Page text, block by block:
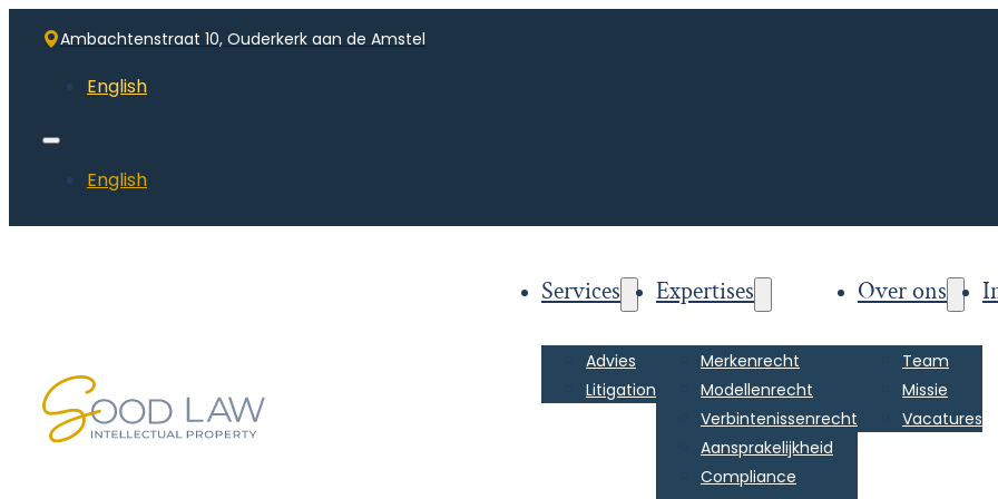
Ambachtenstraat 10, Ouderkerk aan de Amstel
English
English
Services
Advies
Litigation
Expertises
Merkenrecht
Modellenrecht
Verbintenissenrecht
Aansprakelijkheid
Compliance
Over ons
Team
Missie
Vacatures